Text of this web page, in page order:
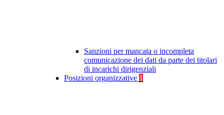
Sanzioni per mancata o incompleta
comunicazione dei dati da parte dei titolari
di incarichi dirigenziali
Posizioni organizzative 1